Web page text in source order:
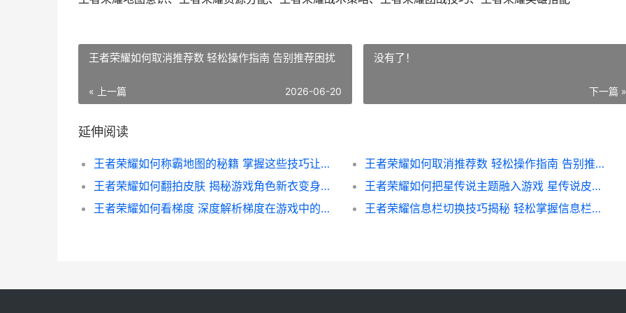
王者荣耀如何取消推荐数 轻松操作指南 告别推荐困扰
« 上一篇 2026-06-20
没有了！
下一篇 »
延伸阅读
王者荣耀如何称霸地图的秘籍 掌握这些技巧让你一统江湖
王者荣耀如何取消推荐数 轻松操作指南 告别推荐困扰
王者荣耀如何翻拍皮肤 揭秘游戏角色新衣变身全过程
王者荣耀如何把星传说主题融入游戏 星传说皮肤解析与攻略指南
王者荣耀如何看梯度 深度解析梯度在游戏中的运用与提升
王者荣耀信息栏切换技巧揭秘 轻松掌握信息栏操作 告别繁琐设置